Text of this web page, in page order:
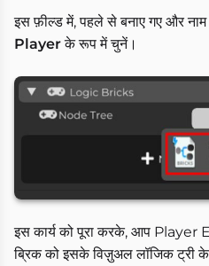
इस फ़ील्ड में, पहले से बनाए गए और
Playerके रूप में चुनें।
इस कार्य को पूरा करके, आप Player
ब्रिक को इसके विज़ुअल लॉजिक ट्री